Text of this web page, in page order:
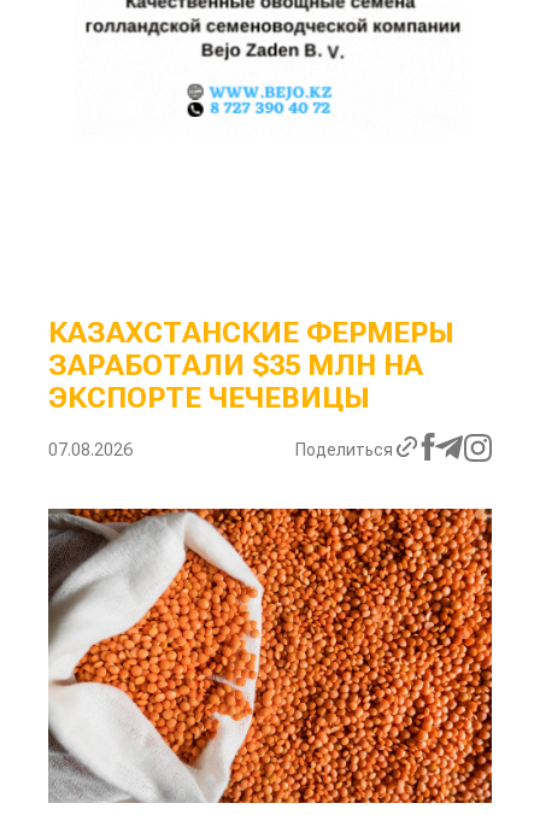
КАЗАХСТАНСКИЕ ФЕРМЕРЫ
ЗАРАБОТАЛИ $35 МЛН НА
ЭКСПОРТЕ ЧЕЧЕВИЦЫ
07.08.2026 Поделиться